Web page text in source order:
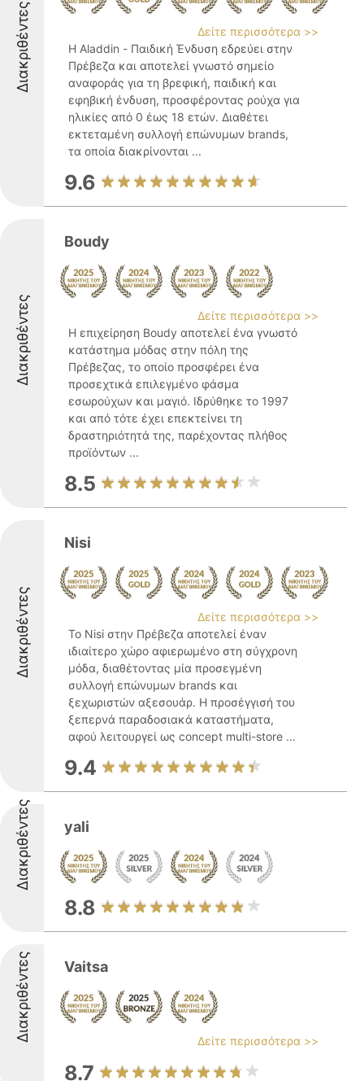
Διακριθέντες
Δείτε περισσότερα >>
Η Aladdin - Παιδική Ένδυση εδρεύει στην
Πρέβεζα και αποτελεί γνωστό σημείο
αναφοράς για τη βρεφική, παιδική και
εφηβική ένδυση, προσφέροντας ρούχα για
ηλικίες από 0 έως 18 ετών. Διαθέτει
εκτεταμένη συλλογή επώνυμων brands,
τα οποία διακρίνονται ...
9.6
Διακριθέντες
Boudy
Δείτε περισσότερα >>
Η επιχείρηση Boudy αποτελεί ένα γνωστό
κατάστημα μόδας στην πόλη της
Πρέβεζας, το οποίο προσφέρει ένα
προσεχτικά επιλεγμένο φάσμα
εσωρούχων και μαγιό. Ιδρύθηκε το 1997
και από τότε έχει επεκτείνει τη
δραστηριότητά της, παρέχοντας πλήθος
προϊόντων ...
8.5
Διακριθέντες
Nisi
Δείτε περισσότερα >>
Το Nisi στην Πρέβεζα αποτελεί έναν
ιδιαίτερο χώρο αφιερωμένο στη σύγχρονη
μόδα, διαθέτοντας μία προσεγμένη
συλλογή επώνυμων brands και
ξεχωριστών αξεσουάρ. Η προσέγγισή του
ξεπερνά παραδοσιακά καταστήματα,
αφού λειτουργεί ως concept multi-store ...
9.4
Διακριθέντες yali
8.8
Διακριθέντες Vaitsa
Δείτε περισσότερα >>
8.7